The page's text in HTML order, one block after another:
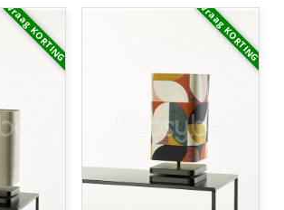
Vraag KORTING Vraag KORTING